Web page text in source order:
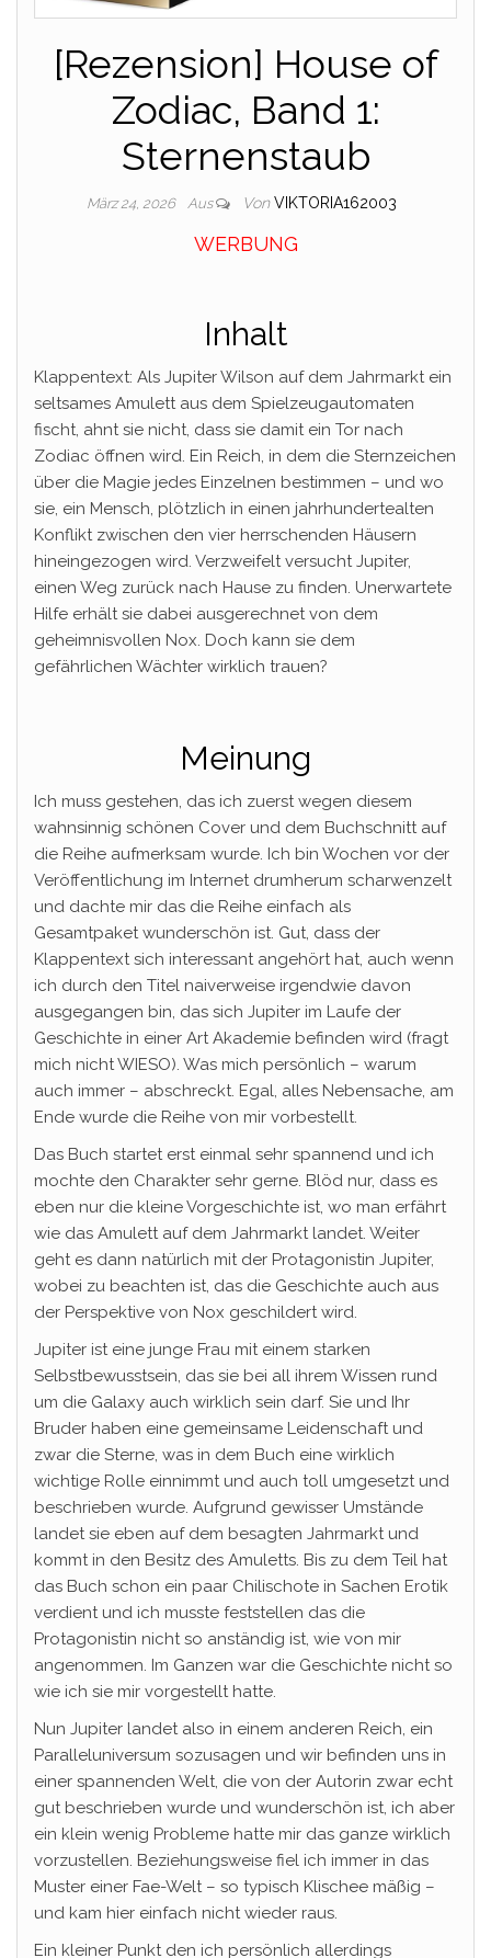
[Rezension] House of
Zodiac, Band 1:
Sternenstaub
März 24, 2026 Aus Von VIKTORIA162003
WERBUNG
Inhalt
Klappentext: Als Jupiter Wilson auf dem Jahrmarkt ein
seltsames Amulett aus dem Spielzeugautomaten
fischt, ahnt sie nicht, dass sie damit ein Tor nach
Zodiac öffnen wird. Ein Reich, in dem die Sternzeichen
über die Magie jedes Einzelnen bestimmen – und wo
sie, ein Mensch, plötzlich in einen jahrhundertealten
Konflikt zwischen den vier herrschenden Häusern
hineingezogen wird. Verzweifelt versucht Jupiter,
einen Weg zurück nach Hause zu finden. Unerwartete
Hilfe erhält sie dabei ausgerechnet von dem
geheimnisvollen Nox. Doch kann sie dem
gefährlichen Wächter wirklich trauen?
Meinung
Ich muss gestehen, das ich zuerst wegen diesem
wahnsinnig schönen Cover und dem Buchschnitt auf
die Reihe aufmerksam wurde. Ich bin Wochen vor der
Veröffentlichung im Internet drumherum scharwenzelt
und dachte mir das die Reihe einfach als
Gesamtpaket wunderschön ist. Gut, dass der
Klappentext sich interessant angehört hat, auch wenn
ich durch den Titel naiverweise irgendwie davon
ausgegangen bin, das sich Jupiter im Laufe der
Geschichte in einer Art Akademie befinden wird (fragt
mich nicht WIESO). Was mich persönlich – warum
auch immer – abschreckt. Egal, alles Nebensache, am
Ende wurde die Reihe von mir vorbestellt.
Das Buch startet erst einmal sehr spannend und ich
mochte den Charakter sehr gerne. Blöd nur, dass es
eben nur die kleine Vorgeschichte ist, wo man erfährt
wie das Amulett auf dem Jahrmarkt landet. Weiter
geht es dann natürlich mit der Protagonistin Jupiter,
wobei zu beachten ist, das die Geschichte auch aus
der Perspektive von Nox geschildert wird.
Jupiter ist eine junge Frau mit einem starken
Selbstbewusstsein, das sie bei all ihrem Wissen rund
um die Galaxy auch wirklich sein darf. Sie und Ihr
Bruder haben eine gemeinsame Leidenschaft und
zwar die Sterne, was in dem Buch eine wirklich
wichtige Rolle einnimmt und auch toll umgesetzt und
beschrieben wurde. Aufgrund gewisser Umstände
landet sie eben auf dem besagten Jahrmarkt und
kommt in den Besitz des Amuletts. Bis zu dem Teil hat
das Buch schon ein paar Chilischote in Sachen Erotik
verdient und ich musste feststellen das die
Protagonistin nicht so anständig ist, wie von mir
angenommen. Im Ganzen war die Geschichte nicht so
wie ich sie mir vorgestellt hatte.
Nun Jupiter landet also in einem anderen Reich, ein
Paralleluniversum sozusagen und wir befinden uns in
einer spannenden Welt, die von der Autorin zwar echt
gut beschrieben wurde und wunderschön ist, ich aber
ein klein wenig Probleme hatte mir das ganze wirklich
vorzustellen. Beziehungsweise fiel ich immer in das
Muster einer Fae-Welt – so typisch Klischee mäßig –
und kam hier einfach nicht wieder raus.
Ein kleiner Punkt den ich persönlich allerdings